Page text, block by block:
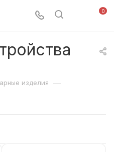
0
изделия —